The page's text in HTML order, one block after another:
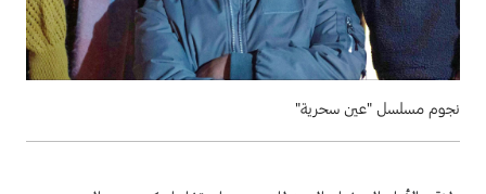
نجوم مسلسل "عين سحرية"